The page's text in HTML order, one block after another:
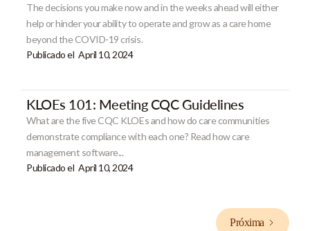
The decisions you make now and in the weeks ahead will either
help or hinder your ability to operate and grow as a care home
beyond the COVID-19 crisis.
Publicado el April 10, 2024
KLOEs 101: Meeting CQC Guidelines
What are the five CQC KLOEs and how do care communities
demonstrate compliance with each one? Read how care
management software...
Publicado el April 10, 2024
Próxima